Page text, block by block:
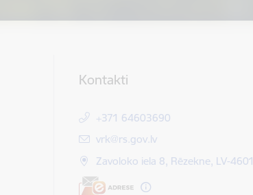
Kontakti
+371 64603690
E-pasts:
vrk@rs.gov.lv
Zavoloko iela 8, Rēzekne, LV-4601